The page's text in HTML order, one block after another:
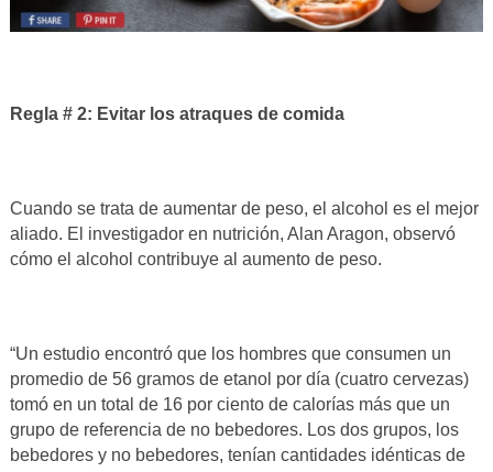
Regla # 2: Evitar los atraques de comida
Cuando se trata de aumentar de peso, el alcohol es el mejor
aliado. El investigador en nutrición, Alan Aragon, observó
cómo el alcohol contribuye al aumento de peso.
“Un estudio encontró que los hombres que consumen un
promedio de 56 gramos de etanol por día (cuatro cervezas)
tomó en un total de 16 por ciento de calorías más que un
grupo de referencia de no bebedores. Los dos grupos, los
bebedores y no bebedores, tenían cantidades idénticas de